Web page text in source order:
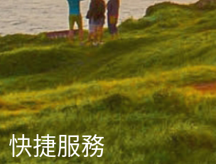
快捷服務